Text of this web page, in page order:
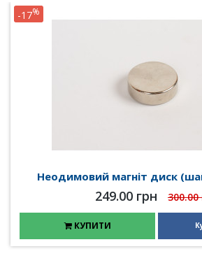
Неодимовий магніт диск
249.00 грн 300.00
-17%
КУПИТИ